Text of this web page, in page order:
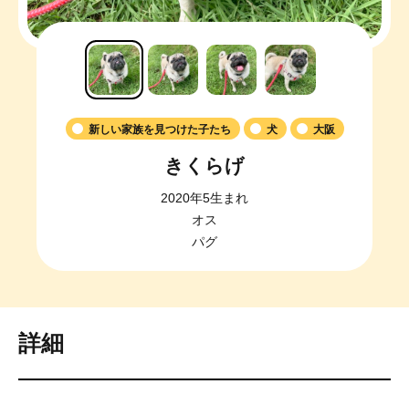
新しい家族を見つけた子たち 犬 大阪
きくらげ
2020年5生まれ
オス
パグ
詳細